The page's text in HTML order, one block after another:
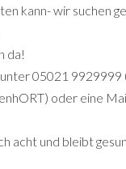
kann- wir suchen
da!
unter 05021
oder eine
acht und bleibt